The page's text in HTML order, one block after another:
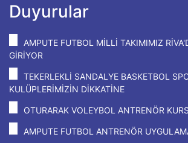
Duyurular
AMPUTE FUTBOL MİLLİ TAKIMIMIZ
GİRİYOR
TEKERLEKLİ SANDALYE BASKETBOL
KULÜPLERİMİZİN DİKKATİNE
OTURARAK VOLEYBOL ANTRENÖR
AMPUTE FUTBOL ANTRENÖR